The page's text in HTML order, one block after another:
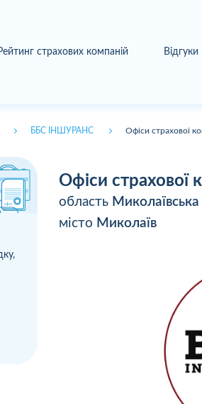
страхових компаній Відгуки
ББС ІНШУРАНС Офіси страхової
Офіси страхової
область Миколаївська
місто Миколаїв